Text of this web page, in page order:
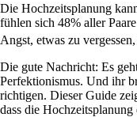
Die Hochzeitsplanung
fühlen sich 48% aller
Angst, etwas zu
Die gute Nachricht: Es
Perfektionismus. Und ihr
richtigen. Dieser Guide
dass die